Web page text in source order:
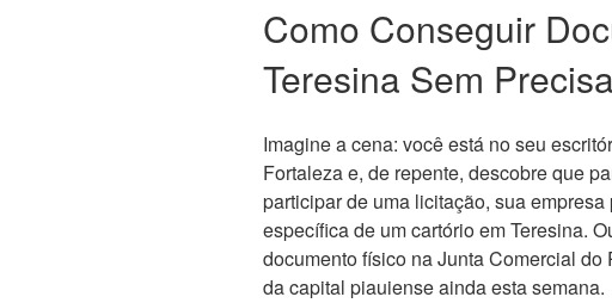
Como Conseguir
Teresina Sem
Imagine a cena: você está no seu
Fortaleza e, de repente, descobre que
participar de uma licitação, sua
específica de um cartório em Teresina.
documento físico na Junta Comercial
da capital piauiense ainda esta semana.